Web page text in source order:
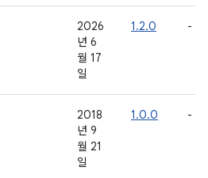
2026
년 6
월 17
일
1.2.0 -
2018
년 9
월 21
일
1.0.0 -